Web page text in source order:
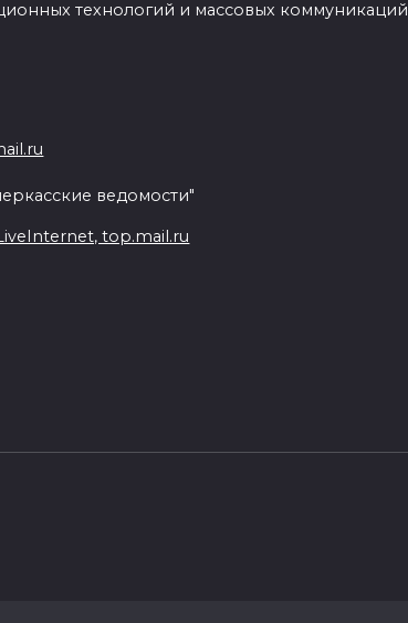
технологий и массовых коммуникаций
ведомости"
top.mail.ru